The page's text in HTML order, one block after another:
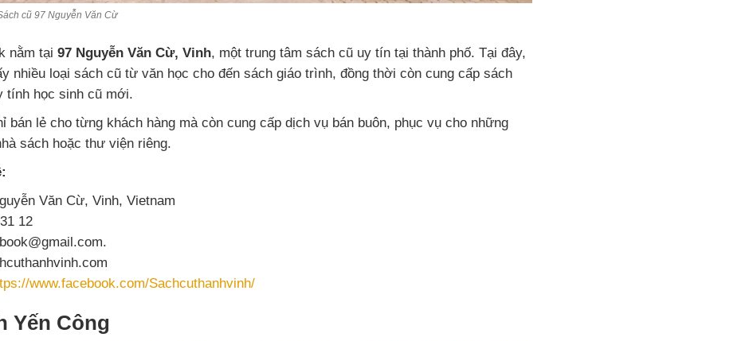
cũ 97 Nguyễn Văn Cừ
nằm tại 97 Nguyễn Văn Cừ, Vinh, một trung tâm sách cũ uy tín tại thành phố. Tại đây,
nhiều loại sách cũ từ văn học cho đến sách giáo trình, đồng thời còn cung cấp sách
tính học sinh cũ mới.
bán lẻ cho từng khách hàng mà còn cung cấp dịch vụ bán buôn, phục vụ cho những
sách hoặc thư viện riêng.
Văn Cừ, Vinh, Vietnam
12
www.facebook.com/Sachcuthanhvinh/
Yến Công